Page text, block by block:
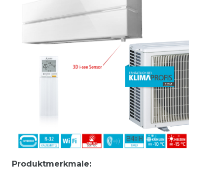
Produktmerkmale: